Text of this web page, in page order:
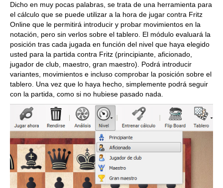
Dicho en muy pocas palabras, se trata de una herramienta para
el cálculo que se puede utilizar a la hora de jugar contra Fritz
Online que le permitirá introducir y probar movimientos en la
notación, pero sin verlos sobre el tablero. El módulo evaluará la
posición tras cada jugada en función del nivel que haya elegido
usted para la partida contra Fritz (principiante, aficionado,
jugador de club, maestro, gran maestro). Podrá introducir
variantes, movimientos e incluso comprobar la posición sobre el
tablero. Una vez que lo haya hecho, simplemente podrá seguir
con la partida, como si no hubiese pasado nada.